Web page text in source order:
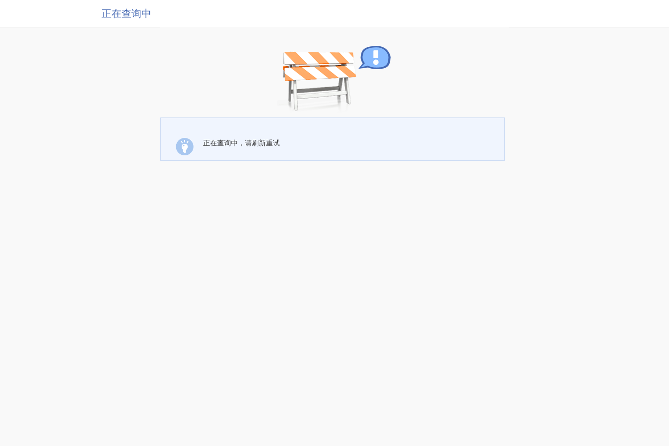
正在查询中
正在查询中，请刷新重试